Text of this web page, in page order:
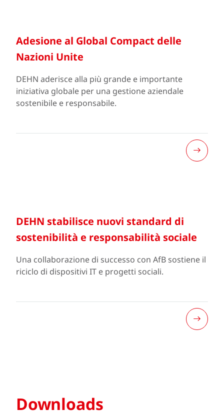
Adesione al Global Compact delle
Nazioni Unite
DEHN aderisce alla più grande e importante
iniziativa globale per una gestione aziendale
sostenibile e responsabile.
DEHN stabilisce nuovi standard di
sostenibilità e responsabilità sociale
Una collaborazione di successo con AfB sostiene il
riciclo di dispositivi IT e progetti sociali.
Downloads